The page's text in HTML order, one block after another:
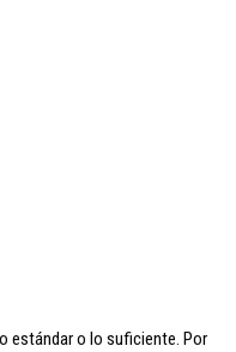
estándar o lo suficiente. Por